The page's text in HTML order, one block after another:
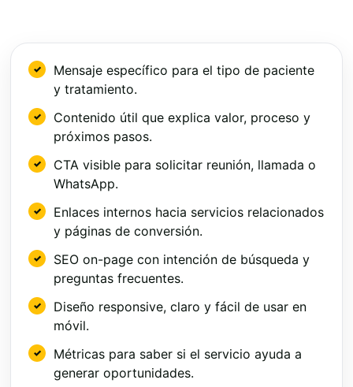
Mensaje específico para el tipo de paciente
y tratamiento.
Contenido útil que explica valor, proceso y
próximos pasos.
CTA visible para solicitar reunión, llamada o
WhatsApp.
Enlaces internos hacia servicios relacionados
y páginas de conversión.
SEO on-page con intención de búsqueda y
preguntas frecuentes.
Diseño responsive, claro y fácil de usar en
móvil.
Métricas para saber si el servicio ayuda a
generar oportunidades.